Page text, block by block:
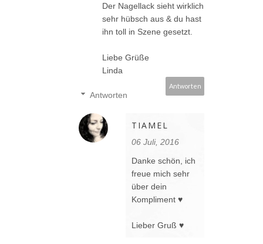
Der Nagellack sieht wirklich
sehr hübsch aus & du hast
ihn toll in Szene gesetzt.
Liebe Grüße
Linda
Antworten
Antworten
TIAMEL
06 Juli, 2016
Danke schön, ich
freue mich sehr
über dein
Kompliment ♥
Lieber Gruß ♥